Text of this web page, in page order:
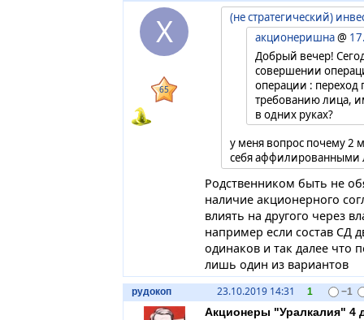
Х
65
(не стратегический)
акционеришна@
Добрый вечер!
совершении
операции : переход
требованию лица,
в одних руках?
у меня вопрос почему 2
себя аффилированными
родственники)
Родственником быть не
наличие акционерного
влиять на другого через
например если состав СД
одинаков и так далее что
лишь один из вариантов
рудокоп 23.10.2019 14:31 1 −1
Акционеры "Уралкалия" 4